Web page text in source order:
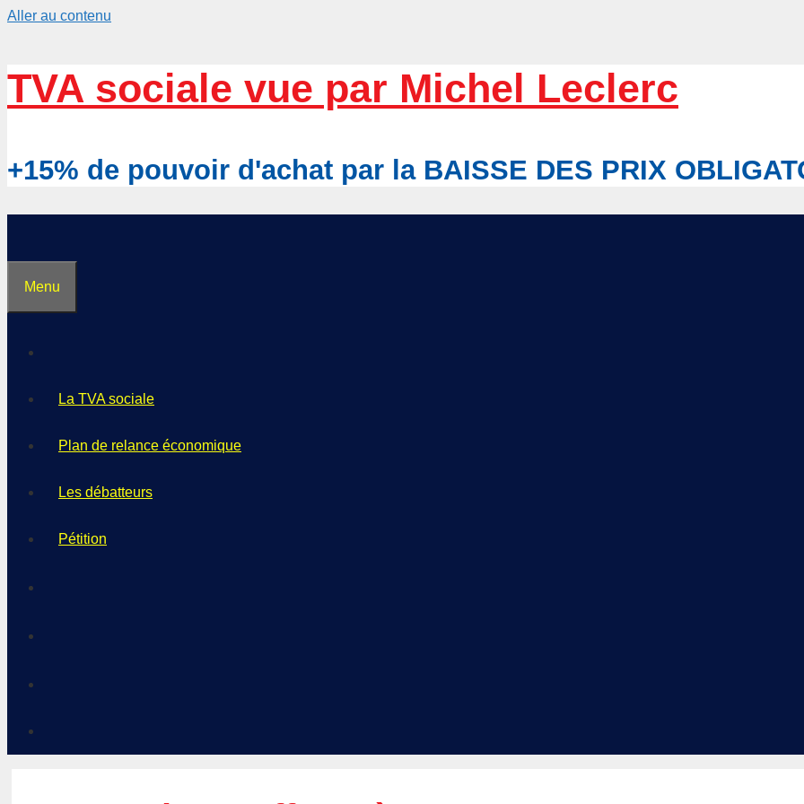
Aller au contenu
TVA sociale vue par Michel Leclerc
+15% de pouvoir d'achat par la BAISSE DES PRIX
Menu
La TVA sociale
Plan de relance économique
Les débatteurs
Pétition